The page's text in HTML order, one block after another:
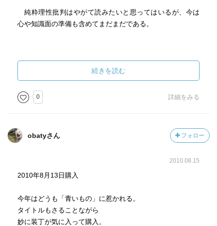
純粋理性批判はやがて読みたいと思ってはいるが、今は
心や知識面の準備も含めてまだまだである。
続きを読む
0 詳細をみる
obatyさん フォロー
2010.08.15
2010年8月13日購入
今年はどうも「青いもの」に惹かれる。
タイトルもさることながら
妙に装丁が気に入って購入。